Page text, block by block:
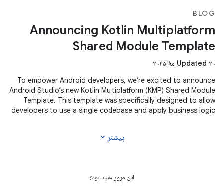
BLOG
Announcing Kotlin Multiplatform
Shared Module Template
Updated ۲۰ مهٔ ۲۰۲۵
To empower Android developers, we’re excited to announce
Android Studio’s new Kotlin Multiplatform (KMP) Shared Module
Template. This template was specifically designed to allow
developers to use a single codebase and apply business logic
بیشتر expand_more
این مرور مفید بود؟